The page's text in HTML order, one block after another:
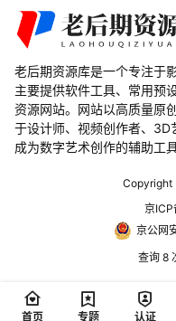
的工作量，用户只需调整参数即…
老后期资源库是一个专注于
主要提供软件工具、常用预
资源网站。网站以高质量原
于设计师、视频创作者、
成为数字艺术创作的辅助工
京
京公网
查询 8
首页 专题 认证